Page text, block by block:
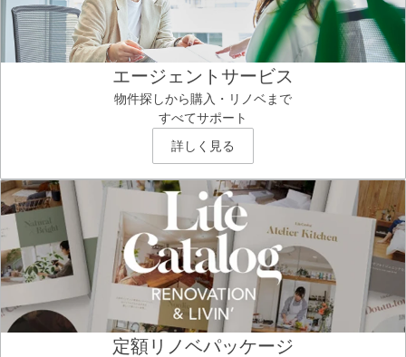
エージェントサービス
物件探しから購入・リノベまで
すべてサポート
詳しく見る
定額リノベパッケージ